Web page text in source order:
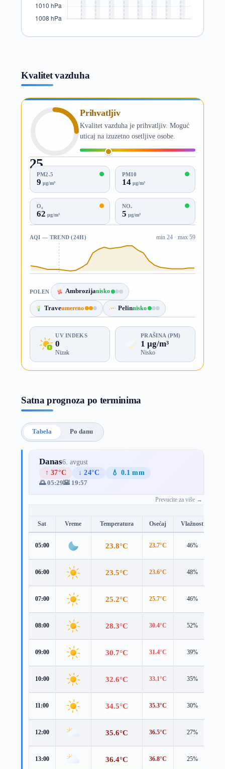
Kvalitet vazduha
25
AQI
Prihvatljiv
Kvalitet vazduha je prihvatljiv. Moguć
uticaj na izuzetno osetljive osobe.
PM2.5
9 µg/m³
PM10
14µg/m³
O₃
62 µg/m³
NO₂
5 µg/m³
AQI — TREND (24H) min 24 · max 59
POLEN Ambrozijanisko
Traveumereno Pelinnisko
UV INDEKS
0
Nizak
PRAŠINA (PM)
1 µg/m³
Nisko
Satna prognoza po terminima
Tabela Po danu
Danas6. avgust
↑ 37°C
↓ 24°C
💧 0.1 mm
🌅 05:29🌇 19:57
Prevucite za više →
Sat Vreme Temperatura Osećaj Vlažnost
05:00 23.8°C 23.7°C 46%
06:00 23.5°C 23.6°C 48%
07:00 25.2°C 25.7°C 46%
08:00 28.3°C 30.4°C 52%
09:00 30.7°C 31.4°C 39%
10:00 32.6°C 33.1°C 35%
11:00 34.5°C 35.3°C 30%
12:00 35.6°C 36.5°C 27%
13:00 36.4°C 36.8°C 25%